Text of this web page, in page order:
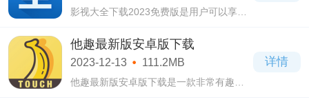
影视大全下载2023免费版是用户可以享受
相信很多小伙伴们都喜欢追剧，在其他视
频软件里面看视频要会员但是又不想开。
他趣最新版安卓版下载
2023-12-13 111.2MB
他趣最新版安卓版下载是一款非常有趣的
详情